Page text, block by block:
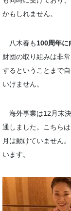
かもしれません。
八木春も100周年に
財団の取り組みは非
するということまで
いけません。
海外事業は12月末
通しました。こちら
月は動けていません
います。